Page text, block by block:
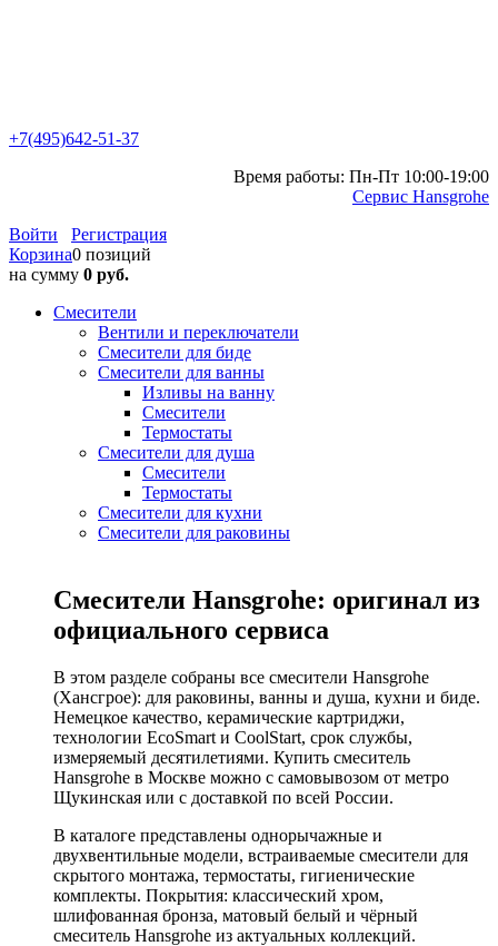
+7(495)642-51-37
Время работы: Пн-Пт 10:00-19:00
Сервис Hansgrohe
Войти
Регистрация
Корзина0 позиций
на сумму 0 руб.
Смесители
Вентили и переключатели
Смесители для биде
Смесители для ванны
Изливы на ванну
Смесители
Термостаты
Смесители для душа
Смесители
Термостаты
Смесители для кухни
Смесители для раковины
Смесители Hansgrohe: оригинал из
официального сервиса
В этом разделе собраны все смесители Hansgrohe
(Хансгрое): для раковины, ванны и душа, кухни и биде.
Немецкое качество, керамические картриджи,
технологии EcoSmart и CoolStart, срок службы,
измеряемый десятилетиями. Купить смеситель
Hansgrohe в Москве можно с самовывозом от метро
Щукинская или с доставкой по всей России.
В каталоге представлены однорычажные и
двухвентильные модели, встраиваемые смесители для
скрытого монтажа, термостаты, гигиенические
комплекты. Покрытия: классический хром,
шлифованная бронза, матовый белый и чёрный
смеситель Hansgrohe из актуальных коллекций.